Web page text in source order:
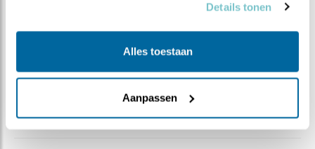
Details tonen
Alles toestaan
Aanpassen
Wilde eenden
Ed Hoogkamer | Geplaatst op 28 april 2022, 9:46 |
Vind ik leuk| Bewaar dit filmpje|
510x
Een koppeltje wilde eenden bezocht vanmorgen vroeg
de vijver.